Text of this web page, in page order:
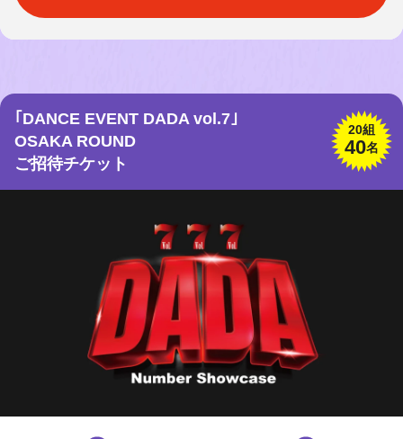
｢DANCE EVENT DADA vol.7｣
OSAKA ROUND
ご招待チケット
20組
40名